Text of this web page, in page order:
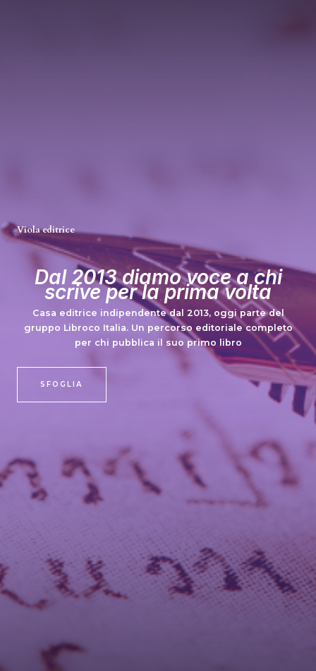
Viola editrice
Dal 2013 diamo voce a chi
scrive per la prima volta
Casa editrice indipendente dal 2013, oggi parte del
gruppo Libroco Italia. Un percorso editoriale completo
per chi pubblica il suo primo libro
SFOGLIA